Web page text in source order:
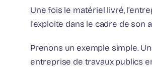
Une fois le matériel livré,
l’exploite dans le cadre de son
Prenons un exemple simple.
entreprise de travaux publics